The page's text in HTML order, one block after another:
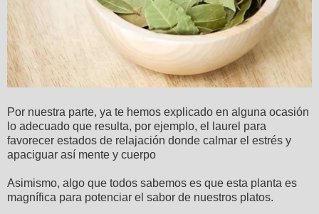
Por nuestra parte, ya te hemos explicado en alguna ocasión
lo adecuado que resulta, por ejemplo, el laurel para
favorecer estados de relajación donde calmar el estrés y
apaciguar así mente y cuerpo
Asimismo, algo que todos sabemos es que esta planta es
magnífica para potenciar el sabor de nuestros platos.